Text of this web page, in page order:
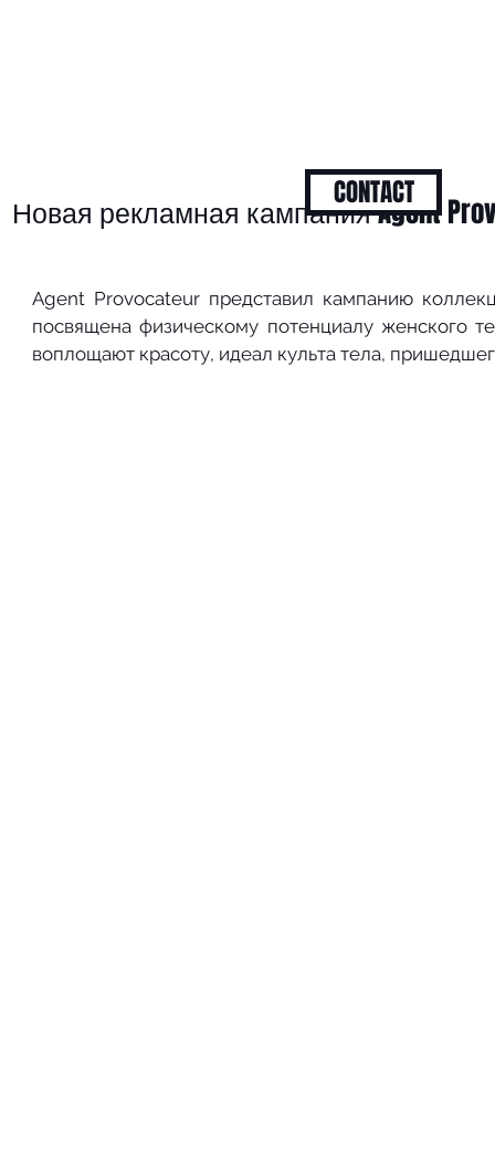
Новая рекламная кампания Agent
Agent Provocateur представил кампанию
посвящена физическому потенциалу женского
воплощают красоту, идеал культа тела,
CONTACT